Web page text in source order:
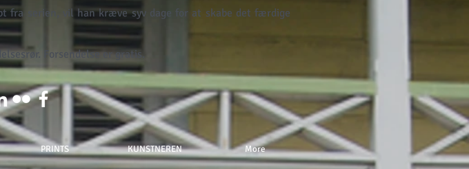
fra serien, vil han kræve syv dage for at skabe det færdige
Forsendelse er gratis.
PRINTS KUNSTNEREN More